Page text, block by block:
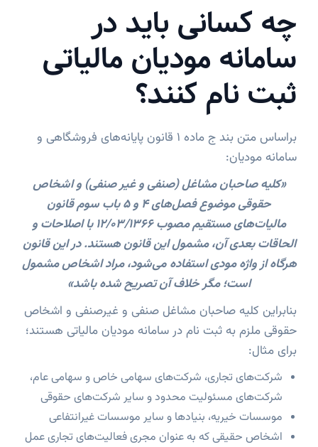
چه کسانی باید در
سامانه مودیان مالیاتی
ثبت نام کنند؟
براساس متن بند ج ماده 1 قانون پایانه‌های فروشگاهی و
سامانه مودیان:
«کلیه صاحبان مشاغل (صنفی و غیر صنفی) و اشخاص
حقوقی موضوع فصل‌های 4 و 5 باب سوم قانون
مالیات‌های مستقیم مصوب 12/03/1366 با اصلاحات و
الحاقات بعدی آن، مشمول این قانون هستند. در این قانون
هرگاه از واژه مودی استفاده می‌شود، مراد اشخاص مشمول
است؛ مگر خلاف آن تصریح شده باشد»
بنابراین کلیه صاحبان مشاغل صنفی و غیرصنفی و اشخاص
حقوقی ملزم به ثبت نام در سامانه مودیان مالیاتی هستند؛
برای مثال:
شرکت‌های تجاری، شرکت‌های سهامی خاص و سهامی عام،
شرکت‌های مسئولیت محدود و سایر شرکت‌های حقوقی
موسسات خیریه، بنیادها و سایر موسسات غیرانتفاعی
اشخاص حقیقی که به عنوان مجری فعالیت‌های تجاری عمل